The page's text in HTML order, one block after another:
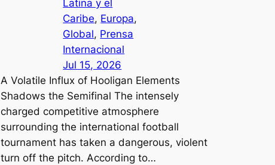
Latina y el
Caribe, Europa
Global, Prensa
Internacional
Jul 15, 2026
A Volatile Influx of Hooligan Elements
Shadows the Semifinal The intensely
charged competitive atmosphere
surrounding the international football
tournament has taken a dangerous, violent
turn off the pitch. According to…